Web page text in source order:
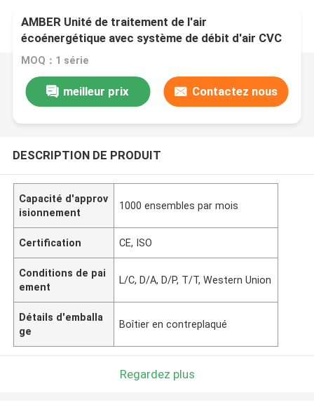
AMBER Unité de traitement de l'air
écoénergétique avec système de débit d'air CVC
MOQ：1 série
meilleur prix Contactez nous
DESCRIPTION DE PRODUIT
Capacité d'approv
isionnement
1000 ensembles par mois
Certification CE, ISO
Conditions de pai
ement
L/C, D/A, D/P, T/T, Western Union
Détails d'emballa
ge
Boîtier en contreplaqué
Regardez plus